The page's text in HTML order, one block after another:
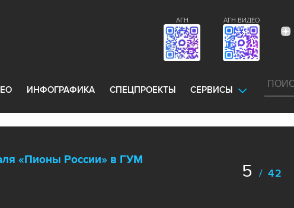
АГН ВИДЕО
АГН
ИНФОГРАФИКА СПЕЦПРОЕКТЫ СЕРВИСЫ
«Пионы России» в ГУМ
5 / 42